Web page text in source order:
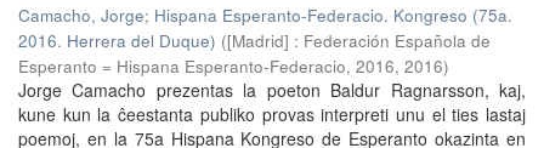
Camacho, Jorge; Hispana Esperanto-Federacio. Kongreso (75a.
2016. Herrera del Duque) ([Madrid] : Federación Española de
Esperanto = Hispana Esperanto-Federacio, 2016, 2016)
Jorge Camacho prezentas la poeton Baldur Ragnarsson, kaj,
kune kun la ĉeestanta publiko provas interpreti unu el ties lastaj
poemoj, en la 75a Hispana Kongreso de Esperanto okazinta en